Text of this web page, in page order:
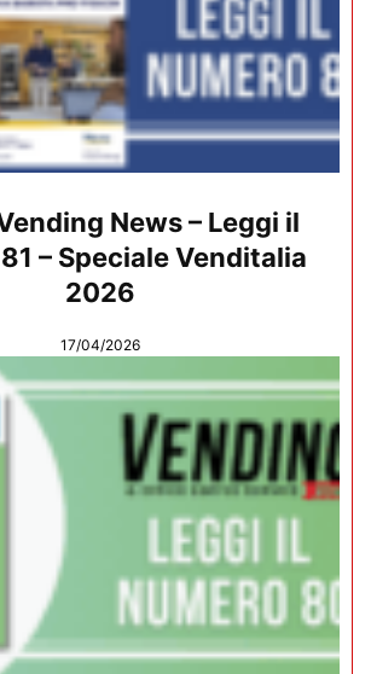
News – Leggi il
– Speciale Venditalia
2026
17/04/2026